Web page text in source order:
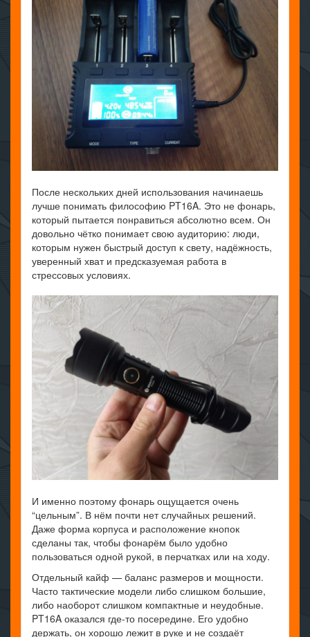
После нескольких дней использования начинаешь
лучше понимать философию PT16A. Это не фонарь,
который пытается понравиться абсолютно всем. Он
довольно чётко понимает свою аудиторию: люди,
которым нужен быстрый доступ к свету, надёжность,
уверенный хват и предсказуемая работа в
стрессовых условиях.
И именно поэтому фонарь ощущается очень
“цельным”. В нём почти нет случайных решений.
Даже форма корпуса и расположение кнопок
сделаны так, чтобы фонарём было удобно
пользоваться одной рукой, в перчатках или на ходу.
Отдельный кайф — баланс размеров и мощности.
Часто тактические модели либо слишком большие,
либо наоборот слишком компактные и неудобные.
PT16A оказался где-то посередине. Его удобно
держать, он хорошо лежит в руке и не создаёт